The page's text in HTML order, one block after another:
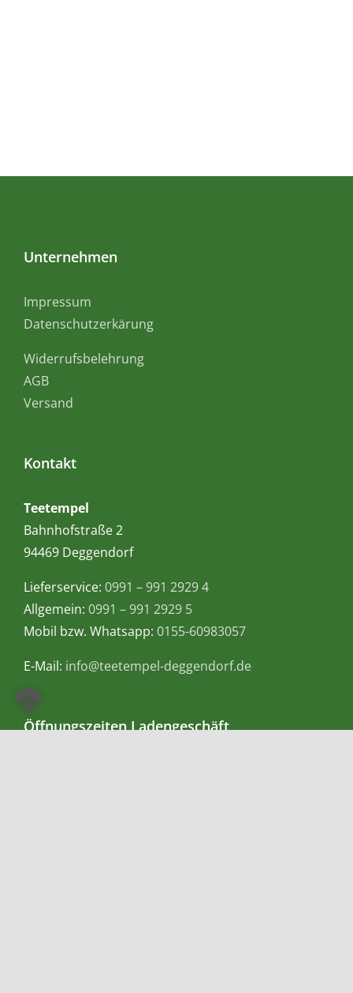
Unternehmen
Impressum
Datenschutzerkärung
Widerrufsbelehrung
AGB
Versand
Kontakt
Teetempel
Bahnhofstraße 2
94469 Deggendorf
Lieferservice: 0991 – 991 2929 4
Allgemein: 0991 – 991 2929 5
Mobil bzw. Whatsapp: 0155-60983057
E-Mail: info@teetempel-deggendorf.de
Öffnungszeiten Ladengeschäft